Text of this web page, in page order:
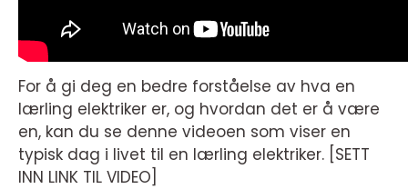
For å gi deg en bedre forståelse av hva en
lærling elektriker er, og hvordan det er å være
en, kan du se denne videoen som viser en
typisk dag i livet til en lærling elektriker. [SETT
INN LINK TIL VIDEO]